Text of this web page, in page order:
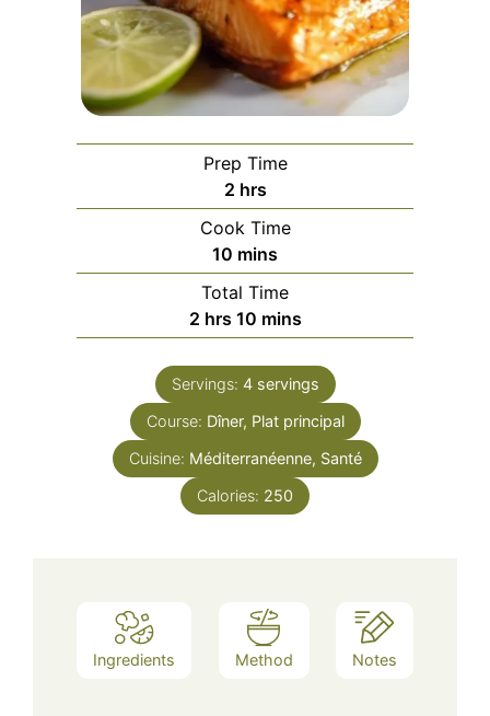
Prep Time
2hours
hrs
Cook Time
10 minutes
mins
Total Time
2hours
hrs 10minutes
mins
Servings: 4 servings
Course: Dîner, Plat principal
Cuisine: Méditerranéenne, Santé
Calories: 250
Ingredients Method Notes